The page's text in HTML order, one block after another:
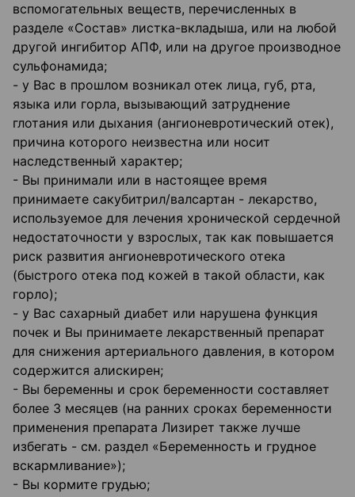
вспомогательных веществ, перечисленных в
разделе «Состав» листка-вкладыша, или на любой
другой ингибитор АПФ, или на другое производное
сульфонамида;
- у Вас в прошлом возникал отек лица, губ, рта,
языка или горла, вызывающий затруднение
глотания или дыхания (ангионевротический отек),
причина которого неизвестна или носит
наследственный характер;
- Вы принимали или в настоящее время
принимаете сакубитрил/валсартан - лекарство,
используемое для лечения хронической сердечной
недостаточности у взрослых, так как повышается
риск развития ангионевротического отека
(быстрого отека под кожей в такой области, как
горло);
- у Вас сахарный диабет или нарушена функция
почек и Вы принимаете лекарственный препарат
для снижения артериального давления, в котором
содержится алискирен;
- Вы беременны и срок беременности составляет
более 3 месяцев (на ранних сроках беременности
применения препарата Лизирет также лучше
избегать - см. раздел «Беременность и грудное
вскармливание»);
- Вы кормите грудью;